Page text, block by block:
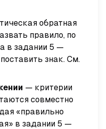
обратная
правило, по
в задании 5 —
знак. См.
— критерии
совместно
«правильно
в задании 5 —